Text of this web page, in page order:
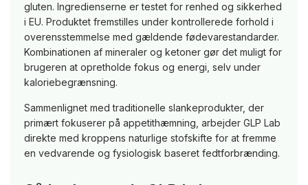
gluten. Ingredienserne er testet for renhed og sikkerhed
i EU. Produktet fremstilles under kontrollerede forhold i
overensstemmelse med gældende fødevarestandarder.
Kombinationen af mineraler og ketoner gør det muligt for
brugeren at opretholde fokus og energi, selv under
kaloriebegrænsning.
Sammenlignet med traditionelle slankeprodukter, der
primært fokuserer på appetithæmning, arbejder GLP Lab
direkte med kroppens naturlige stofskifte for at fremme
en vedvarende og fysiologisk baseret fedtforbrænding.